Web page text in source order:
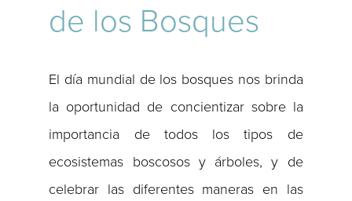
de los Bosques
El día mundial de los bosques nos brinda
la oportunidad de concientizar sobre la
importancia de todos los tipos de
ecosistemas boscosos y árboles, y de
celebrar las diferentes maneras en las